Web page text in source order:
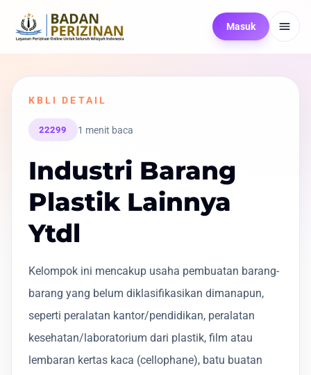
Masuk
KBLI DETAIL
22299 1 menit baca
Industri Barang
Plastik Lainnya
Ytdl
Kelompok ini mencakup usaha pembuatan barang-
barang yang belum diklasifikasikan dimanapun,
seperti peralatan kantor/pendidikan, peralatan
kesehatan/laboratorium dari plastik, film atau
lembaran kertas kaca (cellophane), batu buatan